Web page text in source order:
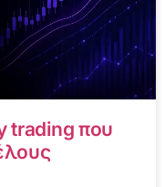
trading που